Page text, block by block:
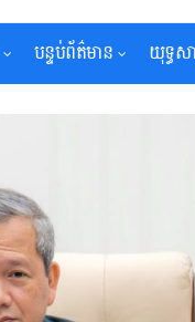
បន្ទប់ព័ត៌មាន យុទ្ធ